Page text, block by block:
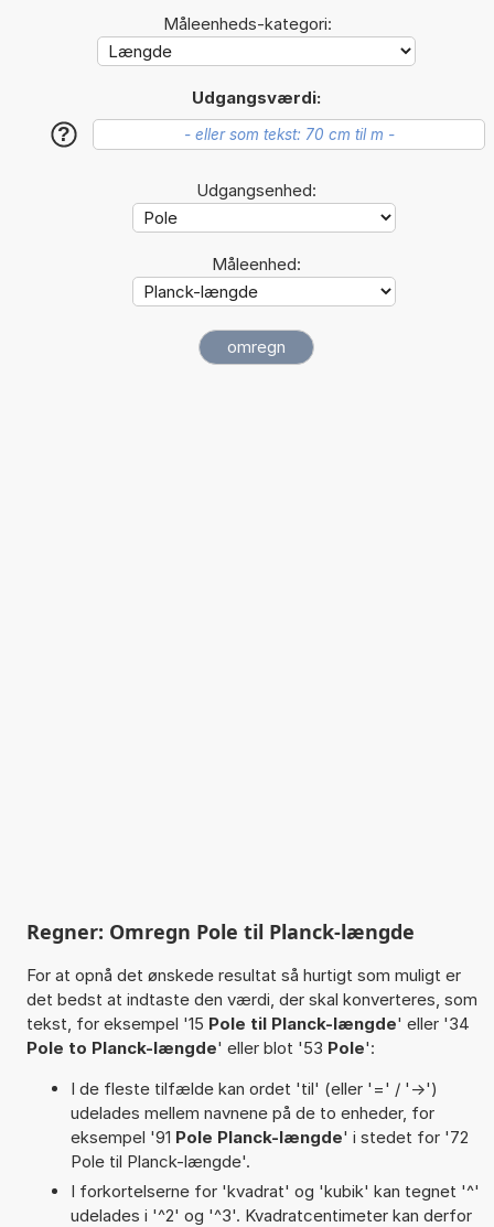
Måleenheds-kategori:
Udgangsværdi:
?
Udgangsenhed:
Måleenhed:
Regner: Omregn Pole til Planck-længde
For at opnå det ønskede resultat så hurtigt som muligt er
det bedst at indtaste den værdi, der skal konverteres, som
tekst, for eksempel '15 Pole til Planck-længde' eller '34
Pole to Planck-længde' eller blot '53 Pole':
I de fleste tilfælde kan ordet 'til' (eller '=' / '->')
udelades mellem navnene på de to enheder, for
eksempel '91 Pole Planck-længde' i stedet for '72
Pole til Planck-længde'.
I forkortelserne for 'kvadrat' og 'kubik' kan tegnet '^'
udelades i '^2' og '^3'. Kvadratcentimeter kan derfor